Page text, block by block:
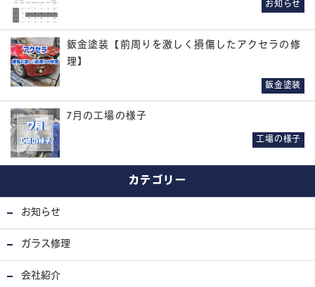
お知らせ
鈑金塗装【前周りを激しく損傷したアクセラの修
理】
鈑金塗装
7月の工場の様子
工場の様子
カテゴリー
お知らせ
ガラス修理
会社紹介